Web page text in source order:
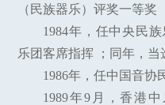
（民族器乐）评奖一等奖
1984年，任中央民
乐团客席指挥 ；同年，
1986年，任中国音协
1989年9月，香港